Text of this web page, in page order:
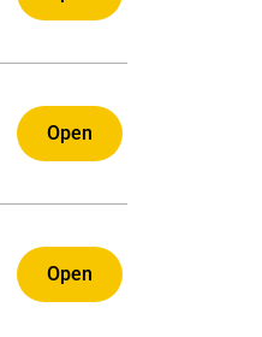
Open
Open